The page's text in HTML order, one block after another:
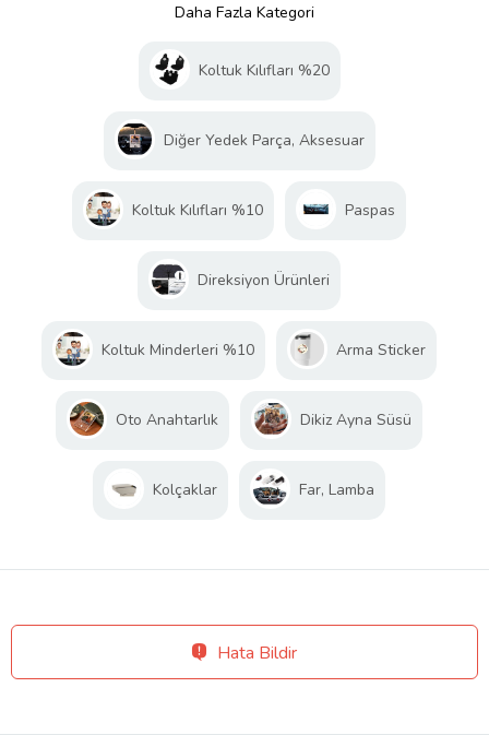
Daha Fazla Kategori
Koltuk Kılıfları %20
Diğer Yedek Parça, Aksesuar
Koltuk Kılıfları %10 Paspas
Direksiyon Ürünleri
Koltuk Minderleri %10 Arma Sticker
Oto Anahtarlık Dikiz Ayna Süsü
Kolçaklar Far, Lamba
Hata Bildir